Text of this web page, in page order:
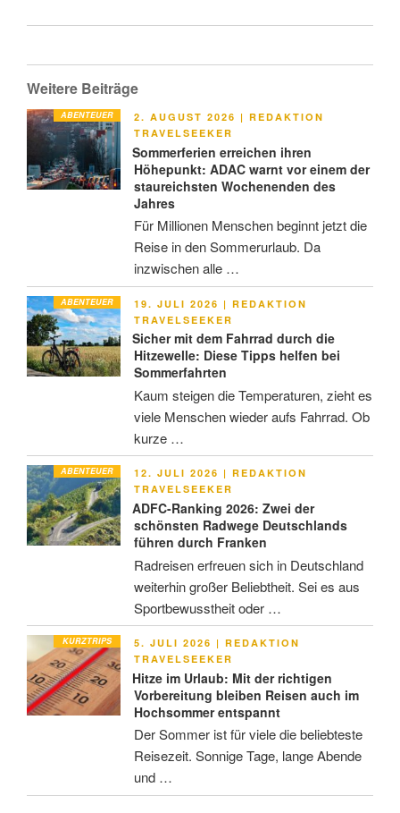
Weitere Beiträge
ABENTEUER
VERÖFFENTLICHT
AM
2. AUGUST 2026 | REDAKTION
TRAVELSEEKER
Sommerferien erreichen ihren
Höhepunkt: ADAC warnt vor einem der
staureichsten Wochenenden des
Jahres
Für Millionen Menschen beginnt jetzt die
Reise in den Sommerurlaub. Da
inzwischen alle …
ABENTEUER
VERÖFFENTLICHT
AM
19. JULI 2026 | REDAKTION
TRAVELSEEKER
Sicher mit dem Fahrrad durch die
Hitzewelle: Diese Tipps helfen bei
Sommerfahrten
Kaum steigen die Temperaturen, zieht es
viele Menschen wieder aufs Fahrrad. Ob
kurze …
ABENTEUER
VERÖFFENTLICHT
AM
12. JULI 2026 | REDAKTION
TRAVELSEEKER
ADFC-Ranking 2026: Zwei der
schönsten Radwege Deutschlands
führen durch Franken
Radreisen erfreuen sich in Deutschland
weiterhin großer Beliebtheit. Sei es aus
Sportbewusstheit oder …
KURZTRIPS
VERÖFFENTLICHT
AM
5. JULI 2026 | REDAKTION
TRAVELSEEKER
Hitze im Urlaub: Mit der richtigen
Vorbereitung bleiben Reisen auch im
Hochsommer entspannt
Der Sommer ist für viele die beliebteste
Reisezeit. Sonnige Tage, lange Abende
und …